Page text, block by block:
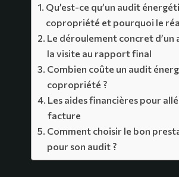
Qu’est-ce qu’un audit
copropriété et pourquoi le
Le déroulement concret d’un
la visite au rapport final
Combien coûte un audit
copropriété ?
Les aides financières pour
facture
Comment choisir le bon
pour son audit ?